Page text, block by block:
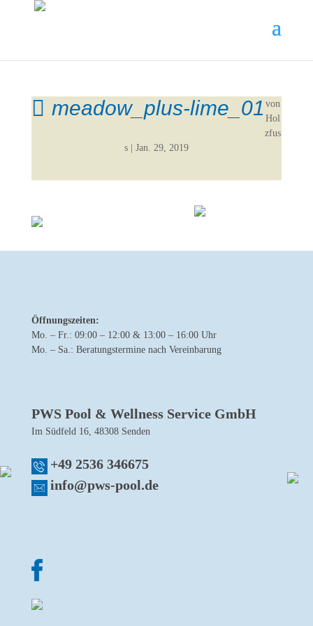
meadow_plus-lime_01 von
Hol
zfus
s| Jan. 29, 2019
Öffnungszeiten:
Mo. – Fr.: 09:00 – 12:00 & 13:00 – 16:00 Uhr
Mo. – Sa.: Beratungstermine nach Vereinbarung
PWS Pool & Wellness Service GmbH
Im Südfeld 16, 48308 Senden
+49 2536 346675
info@pws-pool.de